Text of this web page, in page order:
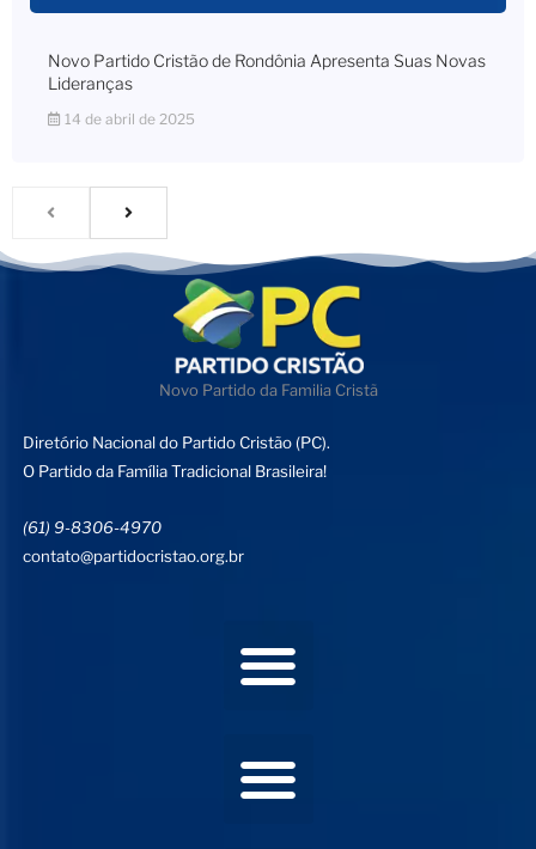
Novo Partido Cristão de Rondônia Apresenta Suas Novas
Lideranças
14 de abril de 2025
Novo Partido da Familia Cristã
Diretório Nacional do Partido Cristão (PC).
O Partido da Família Tradicional Brasileira!
(61) 9-8306-4970
contato@partidocristao.org.br